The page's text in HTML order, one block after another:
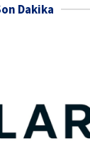
Dakika